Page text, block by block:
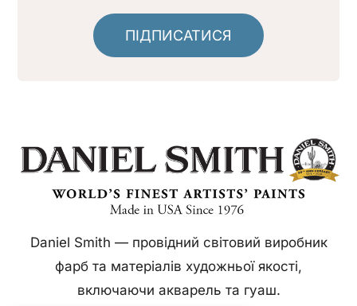
ПІДПИСАТИСЯ
Daniel Smith — провідний світовий виробник
фарб та матеріалів художньої якості,
включаючи акварель та гуаш.